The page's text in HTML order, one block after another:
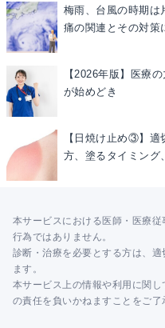
梅雨、台風の時期は
痛の関連とその対策
【2026年版】医療
が始めどき
【日焼け止め③】適
方、塗るタイミング
本サービスにおける医師・医療
行為ではありません。
診断・治療を必要とする方は、
ます。
本サービス上の情報や利用に関
の責任を負いかねますことをご了